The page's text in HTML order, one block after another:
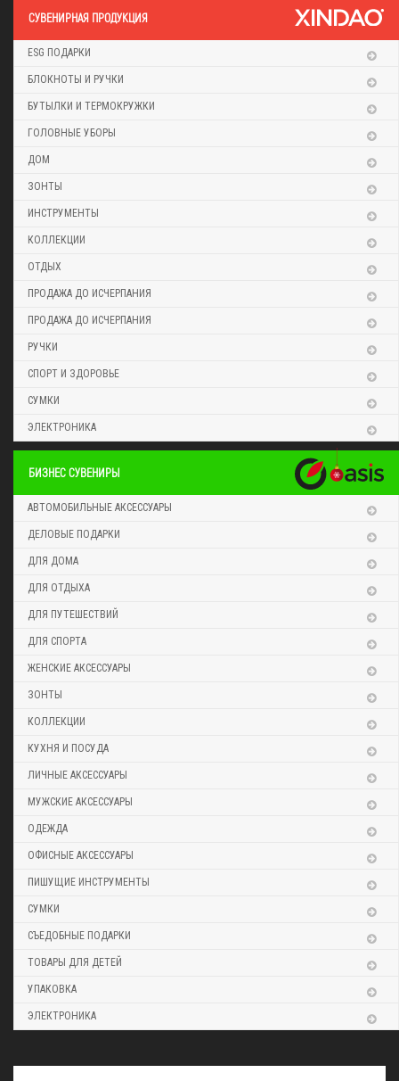
CУВЕНИРНАЯ ПРОДУКЦИЯ
ESG ПОДАРКИ
БЛОКНОТЫ И РУЧКИ
БУТЫЛКИ И ТЕРМОКРУЖКИ
ГОЛОВНЫЕ УБОРЫ
ДОМ
ЗОНТЫ
ИНСТРУМЕНТЫ
КОЛЛЕКЦИИ
ОТДЫХ
ПРОДАЖА ДО ИСЧЕРПАНИЯ
ПРОДАЖА ДО ИСЧЕРПАНИЯ
РУЧКИ
СПОРТ И ЗДОРОВЬЕ
СУМКИ
ЭЛЕКТРОНИКА
БИЗНЕС СУВЕНИРЫ
АВТОМОБИЛЬНЫЕ АКСЕССУАРЫ
ДЕЛОВЫЕ ПОДАРКИ
ДЛЯ ДОМА
ДЛЯ ОТДЫХА
ДЛЯ ПУТЕШЕСТВИЙ
ДЛЯ СПОРТА
ЖЕНСКИЕ АКСЕССУАРЫ
ЗОНТЫ
КОЛЛЕКЦИИ
КУХНЯ И ПОСУДА
ЛИЧНЫЕ АКСЕССУАРЫ
МУЖСКИЕ АКСЕССУАРЫ
ОДЕЖДА
ОФИСНЫЕ АКСЕССУАРЫ
ПИШУЩИЕ ИНСТРУМЕНТЫ
СУМКИ
СЪЕДОБНЫЕ ПОДАРКИ
ТОВАРЫ ДЛЯ ДЕТЕЙ
УПАКОВКА
ЭЛЕКТРОНИКА